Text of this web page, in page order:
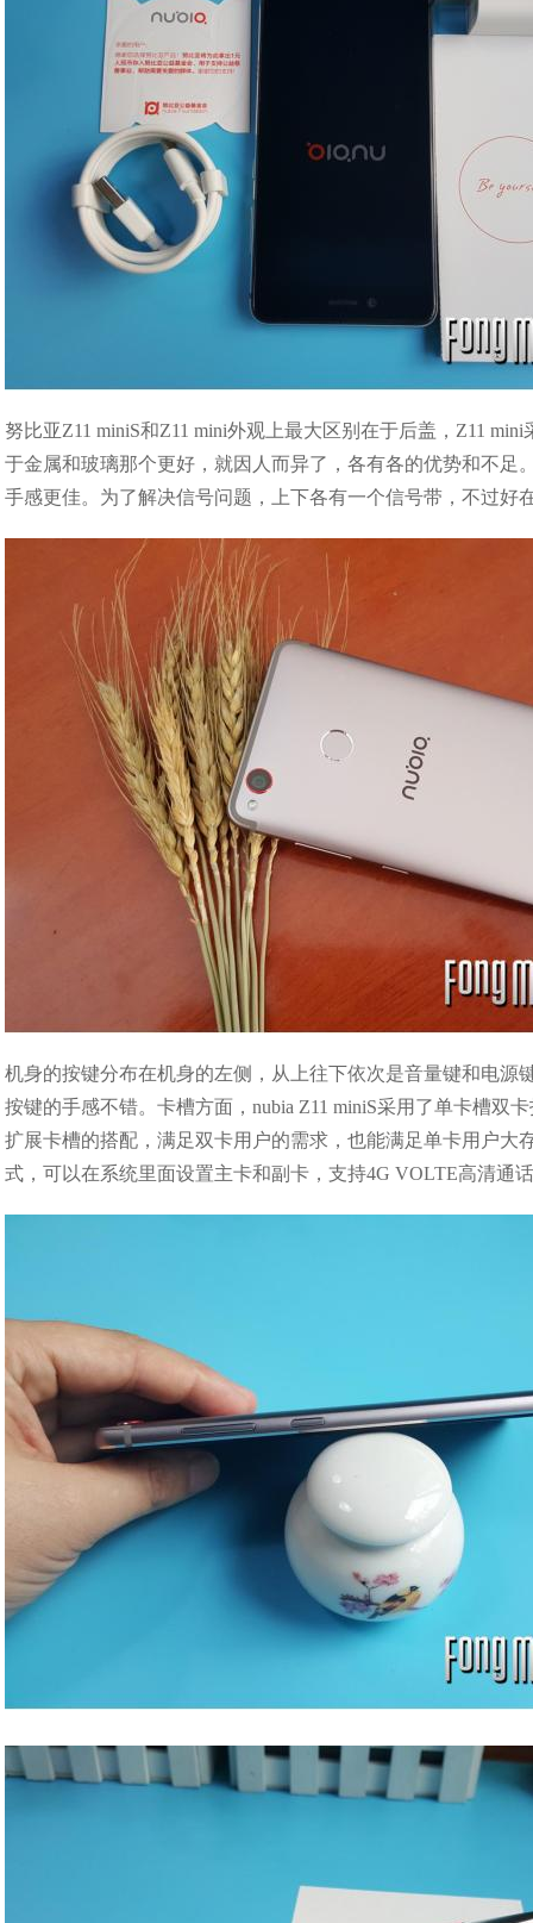
努比亚Z11 miniS和Z11 mini外观上最大区别在于后盖，Z11
于金属和玻璃那个更好，就因人而异了，各有各的优势和不足
手感更佳。为了解决信号问题，上下各有一个信号带，不过好
机身的按键分布在机身的左侧，从上往下依次是音量键和电
按键的手感不错。卡槽方面，nubia Z11 miniS采用了单卡槽双
扩展卡槽的搭配，满足双卡用户的需求，也能满足单卡用户
式，可以在系统里面设置主卡和副卡，支持4G VOLTE高清通